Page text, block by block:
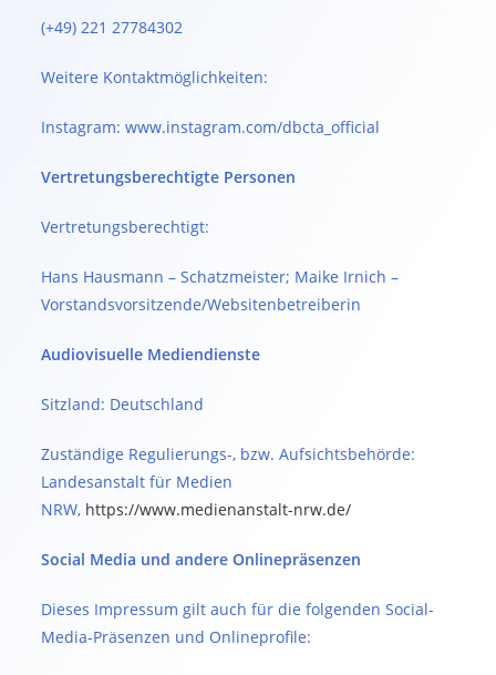
(+49) 221 27784302
Weitere Kontaktmöglichkeiten:
Instagram: www.instagram.com/dbcta_official
Vertretungsberechtigte Personen
Vertretungsberechtigt:
Hans Hausmann – Schatzmeister; Maike Irnich –
Vorstandsvorsitzende/Websitenbetreiberin
Audiovisuelle Mediendienste
Sitzland: Deutschland
Zuständige Regulierungs-, bzw. Aufsichtsbehörde:
Landesanstalt für Medien
NRW, https://www.medienanstalt-nrw.de/
Social Media und andere Onlinepräsenzen
Dieses Impressum gilt auch für die folgenden Social-
Media-Präsenzen und Onlineprofile: